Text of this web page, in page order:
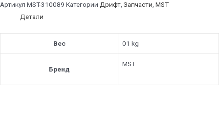
Артикул MST-310089 Категории Дрифт, Запчасти, MST
Детали
Вес 01 kg
Бренд
MST